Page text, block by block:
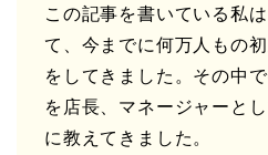
この記事を書いている私
て、今までに何万人もの
をしてきました。その中
を店長、マネージャーと
に教えてきました。